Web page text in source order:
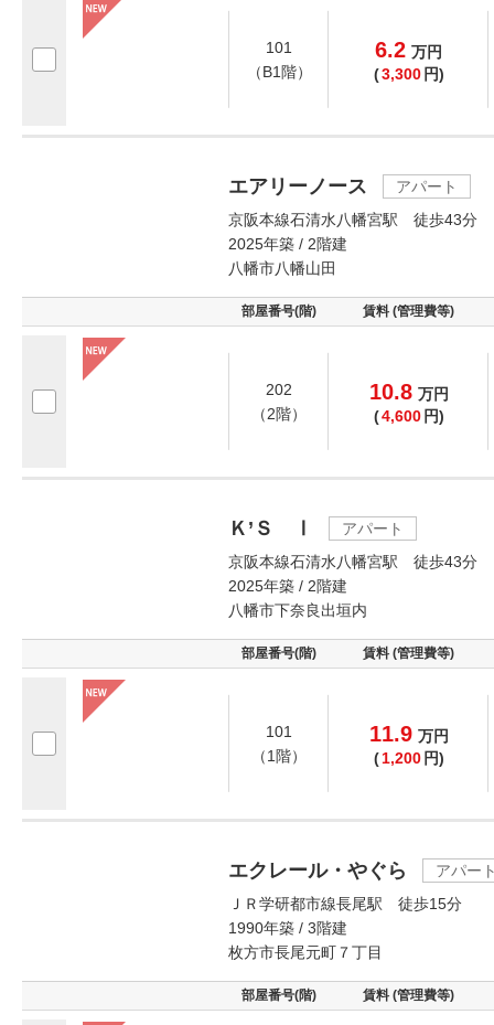
101
（B1階）
6.2 万円
(3,300 円)
エアリーノース
アパート
京阪本線石清水八幡宮駅 徒歩43分
2025年築 / 2階建
八幡市八幡山田
部屋番号(階) 賃料 (管理費等)
202
（2階）
10.8 万円
(4,600 円)
Ｋ’Ｓ Ⅰ
アパート
京阪本線石清水八幡宮駅 徒歩43分
2025年築 / 2階建
八幡市下奈良出垣内
部屋番号(階) 賃料 (管理費等)
101
（1階）
11.9 万円
( 1,200 円)
エクレール・やぐら
アパー
ＪＲ学研都市線長尾駅 徒歩15分
1990年築 / 3階建
枚方市長尾元町７丁目
部屋番号(階) 賃料 (管理費等)